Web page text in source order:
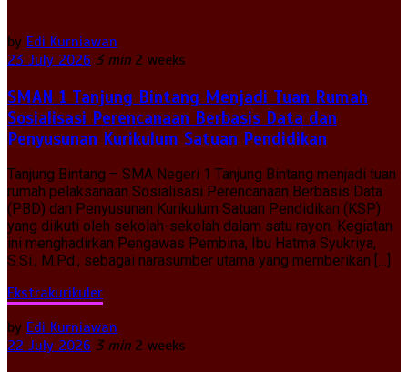
by Edi Kurniawan
23 July 2026 3 min 2 weeks
SMAN 1 Tanjung Bintang Menjadi Tuan Rumah
Sosialisasi Perencanaan Berbasis Data dan
Penyusunan Kurikulum Satuan Pendidikan
Tanjung Bintang – SMA Negeri 1 Tanjung Bintang menjadi tuan
rumah pelaksanaan Sosialisasi Perencanaan Berbasis Data
(PBD) dan Penyusunan Kurikulum Satuan Pendidikan (KSP)
yang diikuti oleh sekolah-sekolah dalam satu rayon. Kegiatan
ini menghadirkan Pengawas Pembina, Ibu Hatma Syukriya,
S.Si., M.Pd., sebagai narasumber utama yang memberikan […]
Ekstrakurikuler
by Edi Kurniawan
22 July 2026 3 min 2 weeks